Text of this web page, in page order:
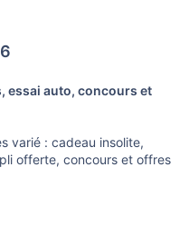
essai auto, concours et
varié : cadeau insolite,
offerte, concours et offres